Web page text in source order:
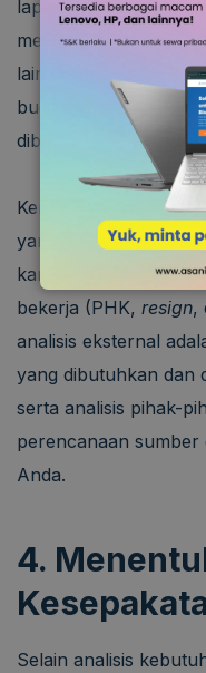
lapisan karyawan
menganalisis beban
lain sebagainya.
budaya kerja, fungsi,
dibutuhkan setiap
Kemudian, tim juga
yang direkrut,
karyawan, dan
bekerja (PHK, resign,
analisis eksternal
yang dibutuhkan dan
serta analisis pihak-
perencanaan sumber
Anda.
4.
Selain analisis